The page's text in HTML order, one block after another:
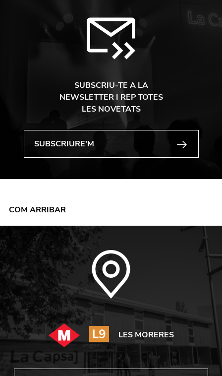
SUBSCRIU-TE A LA
NEWSLETTER I REP TOTES
LES NOVETATS
COM ARRIBAR
LES MORERES